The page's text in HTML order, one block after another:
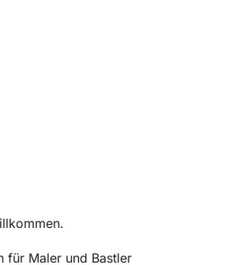
für Maler und Bastler